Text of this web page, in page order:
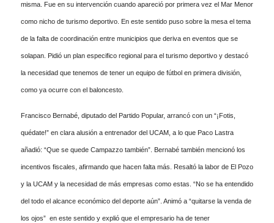
misma. Fue en su intervención cuando apareció por primera vez el Mar Menor
como nicho de turismo deportivo. En este sentido puso sobre la mesa el tema
de la falta de coordinación entre municipios que deriva en eventos que se
solapan. Pidió un plan especifico regional para el turismo deportivo y destacó
la necesidad que tenemos de tener un equipo de fútbol en primera división,
como ya ocurre con el baloncesto.
Francisco Bernabé, diputado del Partido Popular, arrancó con un “¡Fotis,
quédate!” en clara alusión a entrenador del UCAM, a lo que Paco Lastra
añadió: “Que se quede Campazzo también”. Bernabé también mencionó los
incentivos fiscales, afirmando que hacen falta más. Resaltó la labor de El Pozo
y la UCAM y la necesidad de más empresas como estas. “No se ha entendido
del todo el alcance económico del deporte aún”. Animó a “quitarse la venda de
los ojos” en este sentido y explió que el empresario ha de tener